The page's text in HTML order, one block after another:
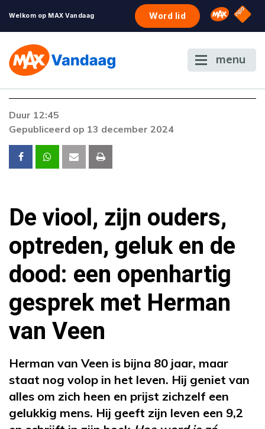
Welkom op MAX Vandaag Word lid Omroep
NPO
menu
Er is een licentie-fout opgetreden. Als het
contact op met onze klantenservice.
Duur 12:45
Gepubliceerd op 13 december 2024
De viool, zijn ouders,
optreden, geluk en de
dood: een openhartig
gesprek met Herman
van Veen
Herman van Veen is bijna 80 jaar, maar
staat nog volop in het leven. Hij geniet van
alles om zich heen en prijst zichzelf een
gelukkig mens. Hij geeft zijn leven een 9,2